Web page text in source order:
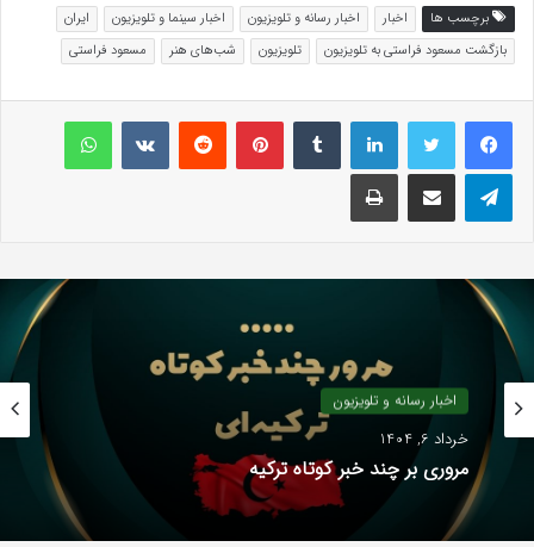
برچسب ها اخبار اخبار رسانه و تلویزیون اخبار سینما و تلویزیون
ایران
بازگشت مسعود فراستی به تلویزیون
تلویزیون شب‌های هنر مسعود فراستی
لینکداینتامبلر پینتریستReddit
VKontakteواتس آپ
تلگرام اشتراک گذاری با ایمیل چاپ
اخبار رسانه و تلویزیون
خرداد 6, 1404
مروری بر چند خبر کوتاه ترکیه